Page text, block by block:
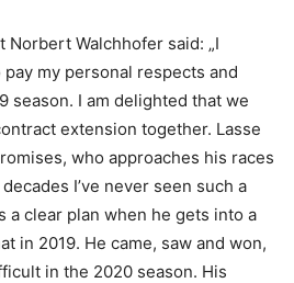
Norbert Walchhofer said: „I
my personal respects and
season. I am delighted that we
extension together. Lasse
who approaches his races
I’ve never seen such a
a clear plan when he gets into a
in 2019. He came, saw and won,
in the 2020 season. His